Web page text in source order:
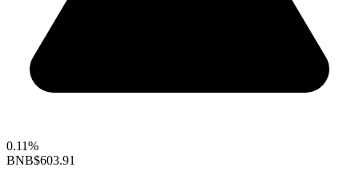
0.11%
BNB$603.91